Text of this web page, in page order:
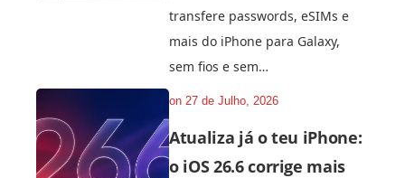
transfere passwords, eSIMs e
mais do iPhone para Galaxy,
sem fios e sem…
on27 de Julho, 2026
Atualiza já o teu iPhone:
o iOS 26.6 corrige mais